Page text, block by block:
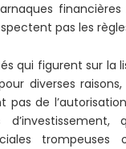
pas les
qui figurent sur la
diverses
pas de
trompeuses